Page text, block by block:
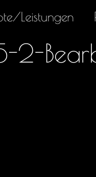
Leistungen
2-